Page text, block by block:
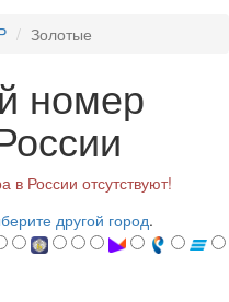
Золотые
номер
России отсутствуют!
другой город.